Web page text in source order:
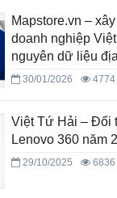
Mapstore.vn –
doanh nghiệp
nguyên dữ liệu
30/01/2026 4774
Việt Tứ Hải – Đối
Lenovo 360 năm
29/10/2025 6836